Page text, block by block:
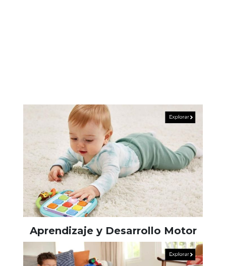
Aprendizaje y Desarrollo Motor